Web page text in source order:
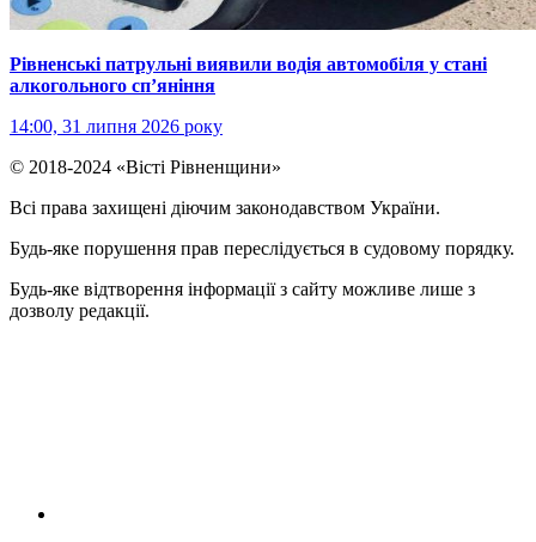
Рівненські патрульні виявили водія автомобіля у стані
алкогольного сп’яніння
14:00, 31 липня 2026 року
© 2018-2024 «Вісті Рівненщини»
Всі права захищені діючим законодавством України.
Будь-яке порушення прав переслідується в судовому порядку.
Будь-яке відтворення інформації з сайту можливе лише з
дозволу редакції.